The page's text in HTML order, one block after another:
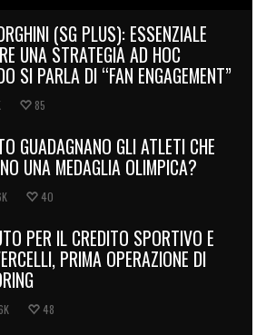
(SG PLUS): ESSENZIALE
UNA STRATEGIA AD HOC
SI PARLA DI “FAN ENGAGEMENT”
85
GUADAGNANO GLI ATLETI CHE
UNA MEDAGLIA OLIMPICA?
40
PER IL CREDITO SPORTIVO E
PRIMA OPERAZIONE DI
48